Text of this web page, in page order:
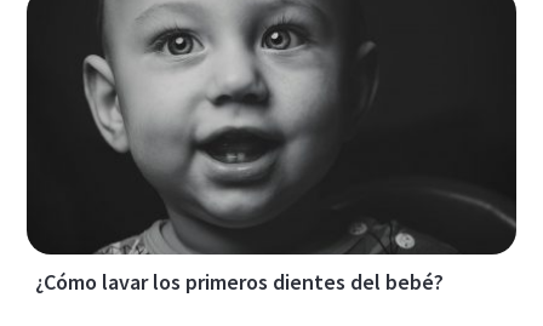
¿Cómo lavar los primeros dientes del bebé?